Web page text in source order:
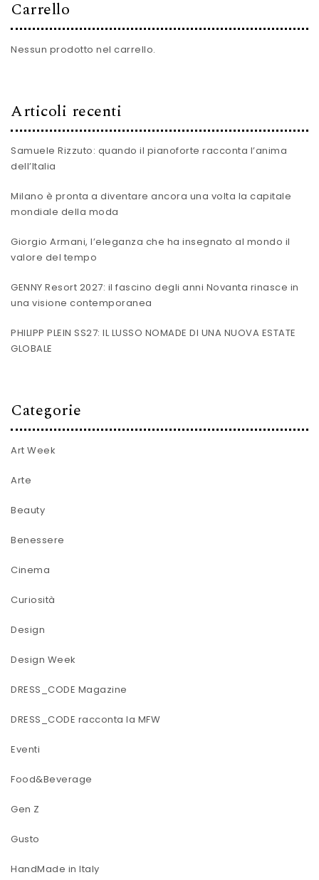
Carrello
Nessun prodotto nel carrello.
Articoli recenti
Samuele Rizzuto: quando il pianoforte racconta l’anima
dell’Italia
Milano è pronta a diventare ancora una volta la capitale
mondiale della moda
Giorgio Armani, l’eleganza che ha insegnato al mondo il
valore del tempo
GENNY Resort 2027: il fascino degli anni Novanta rinasce in
una visione contemporanea
PHILIPP PLEIN SS27: IL LUSSO NOMADE DI UNA NUOVA ESTATE
GLOBALE
Categorie
Art Week
Arte
Beauty
Benessere
Cinema
Curiosità
Design
Design Week
DRESS_CODE Magazine
DRESS_CODE racconta la MFW
Eventi
Food&Beverage
Gen Z
Gusto
HandMade in Italy